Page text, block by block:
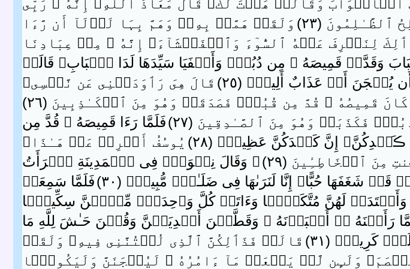
ٱلۡأَبۡوَٲبَ وَقَالَتۡ هَيۡتَ لَكَ‌ۚ قَالَ مَعَاذَ ٱللَّهِ‌ۖ إِنَّهُ ۥ رَبِّىٓ
( ٢٣ )
وَلَقَدۡ هَمَّتۡ بِهِۦ‌ۖ وَهَمَّ بِہَا لَوۡلَآ أَن رَّءَا
لِنَصۡرِفَ عَنۡهُ ٱلسُّوٓءَ وَٱلۡفَحۡشَآءَ‌ۚ إِنَّهُ ۥ مِنۡ عِبَادِنَا
وَقَدَّتۡ قَمِيصَهُ ۥ مِن دُبُرٍ۬ وَأَلۡفَيَا سَيِّدَهَا لَدَا ٱلۡبَابِ‌ۚ قَالَتۡ
يُسۡجَنَ أَوۡ عَذَابٌ أَلِيمٌ۬ ( ٢٥ )
قَالَ هِىَ رَٲوَدَتۡنِى عَن نَّفۡسِى‌ۚ
قَمِيصُهُ ۥ قُدَّ مِن قُبُلٍ۬ فَصَدَقَتۡ وَهُوَ مِنَ ٱلۡكَـٰذِبِينَ ( ٢٦ )
فَكَذَبَتۡ وَهُوَ مِنَ ٱلصَّـٰدِقِينَ ( ٢٧ )
فَلَمَّا رَءَا قَمِيصَهُ ۥ قُدَّ مِن
ڪَيۡدِكُنَّ‌ۖ إِنَّ كَيۡدَكُنَّ عَظِيمٌ۬ ( ٢٨ )
يُوسُفُ أَعۡرِضۡ عَنۡ هَـٰذَا‌ۚ
ٱلۡخَاطِـِٔينَ ( ٢٩ )
۞ وَقَالَ نِسۡوَةٌ۬ فِى ٱلۡمَدِينَةِ ٱمۡرَأَتُ
شَغَفَهَا حُبًّا‌ۖ إِنَّا لَنَرَٮٰهَا فِى ضَلَـٰلٍ۬ مُّبِينٍ۬ ( ٣٠ )
فَلَمَّا سَمِعَتۡ
لَهُنَّ مُتَّكَـًٔ۬ا وَءَاتَتۡ كُلَّ وَٲحِدَةٍ۬ مِّنۡہُنَّ سِكِّينً۬ا
رَأَيۡنَهُ ۥۤ أَكۡبَرۡنَهُ ۥ وَقَطَّعۡنَ أَيۡدِيَہُنَّ وَقُلۡنَ حَـٰشَ لِلَّهِ مَا
كَرِيمٌ۬ ( ٣١ )
قَالَتۡ فَذَٲلِكُنَّ ٱلَّذِى لُمۡتُنَّنِى فِيهِ‌ۖ وَلَقَدۡ
وَلَٮِٕن لَّمۡ يَفۡعَلۡ مَآ ءَامُرُهُ ۥ لَيُسۡجَنَنَّ وَلَيَكُونً۬ا